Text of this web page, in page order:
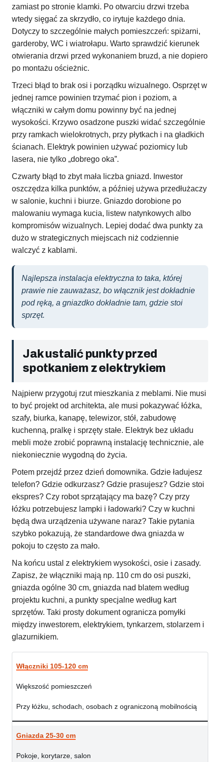
zamiast po stronie klamki. Po otwarciu drzwi trzeba
wtedy sięgać za skrzydło, co irytuje każdego dnia.
Dotyczy to szczególnie małych pomieszczeń: spiżarni,
garderoby, WC i wiatrołapu. Warto sprawdzić kierunek
otwierania drzwi przed wykonaniem bruzd, a nie dopiero
po montażu ościeżnic.
Trzeci błąd to brak osi i porządku wizualnego. Osprzęt w
jednej ramce powinien trzymać pion i poziom, a
włączniki w całym domu powinny być na jednej
wysokości. Krzywo osadzone puszki widać szczególnie
przy ramkach wielokrotnych, przy płytkach i na gładkich
ścianach. Elektryk powinien używać poziomicy lub
lasera, nie tylko „dobrego oka”.
Czwarty błąd to zbyt mała liczba gniazd. Inwestor
oszczędza kilka punktów, a później używa przedłużaczy
w salonie, kuchni i biurze. Gniazdo dorobione po
malowaniu wymaga kucia, listew natynkowych albo
kompromisów wizualnych. Lepiej dodać dwa punkty za
dużo w strategicznych miejscach niż codziennie
walczyć z kablami.
Najlepsza instalacja elektryczna to taka, której
prawie nie zauważasz, bo włącznik jest dokładnie
pod ręką, a gniazdko dokładnie tam, gdzie stoi
sprzęt.
Jak ustalić punkty przed
spotkaniem z elektrykiem
Najpierw przygotuj rzut mieszkania z meblami. Nie musi
to być projekt od architekta, ale musi pokazywać łóżka,
szafy, biurka, kanapę, telewizor, stół, zabudowę
kuchenną, pralkę i sprzęty stałe. Elektryk bez układu
mebli może zrobić poprawną instalację technicznie, ale
niekoniecznie wygodną do życia.
Potem przejdź przez dzień domownika. Gdzie ładujesz
telefon? Gdzie odkurzasz? Gdzie prasujesz? Gdzie stoi
ekspres? Czy robot sprzątający ma bazę? Czy przy
łóżku potrzebujesz lampki i ładowarki? Czy w kuchni
będą dwa urządzenia używane naraz? Takie pytania
szybko pokazują, że standardowe dwa gniazda w
pokoju to często za mało.
Na końcu ustal z elektrykiem wysokości, osie i zasady.
Zapisz, że włączniki mają np. 110 cm do osi puszki,
gniazda ogólne 30 cm, gniazda nad blatem według
projektu kuchni, a punkty specjalne według kart
sprzętów. Taki prosty dokument ogranicza pomyłki
między inwestorem, elektrykiem, tynkarzem, stolarzem i
glazurnikiem.
Włączniki 105-120 cm
Większość pomieszczeń
Przy łóżku, schodach, osobach z ograniczoną mobilnością
Gniazda 25-30 cm
Pokoje, korytarze, salon